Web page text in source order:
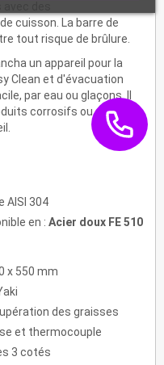
cuisson. La barre de
tout risque de brûlure.
un appareil pour la
Clean et d'évacuation
par eau ou glaçons. Il
corrosifs ou abrasifs
AISI 304
en : Acier doux FE 510
x 550 mm
des graisses
et thermocouple
3 cotés